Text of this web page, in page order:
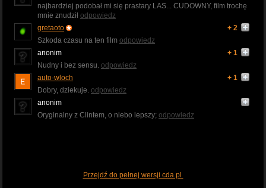
najbardziej podobał mi się prastary LAS... CUDOWNY, film trochę
mnie znudził odpowiedz
gretaoto
+ 2
Szkoda czasu na ten film odpowiedz
anonim
+ 1
Nudny i bez sensu. odpowiedz
auto-wloch
+ 1
Dobry, dziekuje. odpowiedz
anonim
Oryginalny z Clintem, o niebo lepszy; odpowiedz
Przejdź do pełnej wersji cda.pl